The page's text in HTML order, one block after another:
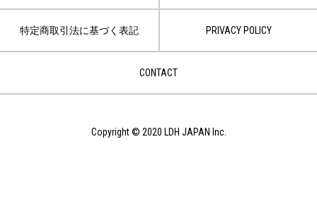
特定商取引法に基づく表記 PRIVACY POLICY
CONTACT
Copyright © 2020 LDH JAPAN Inc.